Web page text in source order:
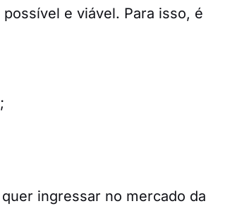
e viável. Para isso, é
ingressar no mercado da